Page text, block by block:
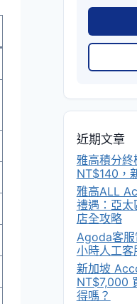
近期文章
雅高積分
NT$140，
雅高ALL
禮遇：亞
店全攻略
Agoda客
小時人工客
新加坡
NT$7,000
得嗎？